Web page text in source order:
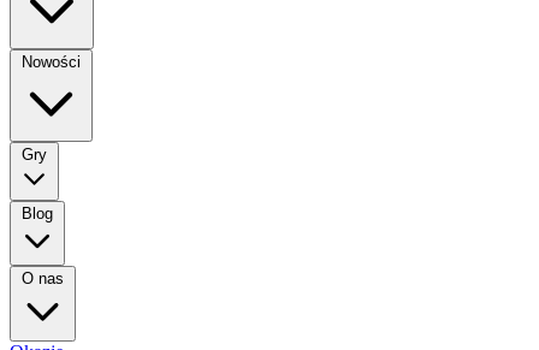
Nowości
Gry
Blog
O nas